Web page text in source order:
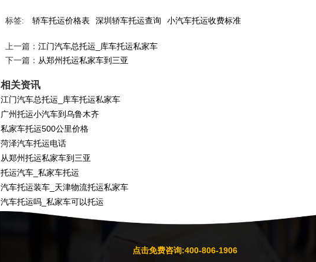
标签: 轿车托运价格表 深圳轿车托运查询 小汽车托运收费标准
上一篇：江门汽车总托运_库车托运私家车
下一篇： 从郑州托运私家车到三亚
相关资讯
江门汽车总托运_库车托运私家车
广州托运小汽车到乌鲁木齐
私家车托运500公里价格
菏泽汽车托运电话
从郑州托运私家车到三亚
托运汽车_私家车托运
汽车托运装车_天津物流托运私家车
汽车托运吗_私家车可以托运
点击免费咨询:400-806-1906